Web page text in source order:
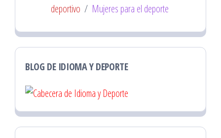
deportivo / Mujeres para el deporte
BLOG DE IDIOMA Y DEPORTE